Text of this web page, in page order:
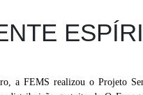
a FEMS realizou o Projeto